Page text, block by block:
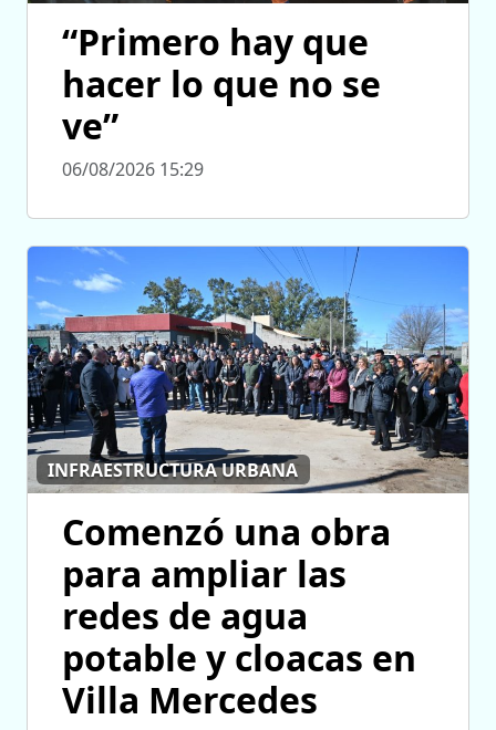
“Primero hay que
hacer lo que no se
ve”
06/08/2026 15:29
INFRAESTRUCTURA URBANA
Comenzó una obra
para ampliar las
redes de agua
potable y cloacas en
Villa Mercedes